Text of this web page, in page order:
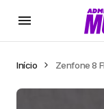
Início Zenfone 8